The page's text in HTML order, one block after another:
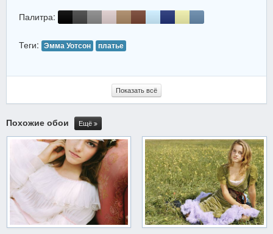
Палитра:
Теги: Эмма Уотсон платье
Показать всё
Похожие обои Ещё